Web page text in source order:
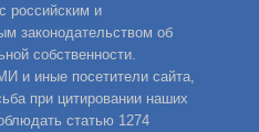
российским и
законодательством об
собственности.
и иные посетители сайта,
при цитировании наших
статью 1274